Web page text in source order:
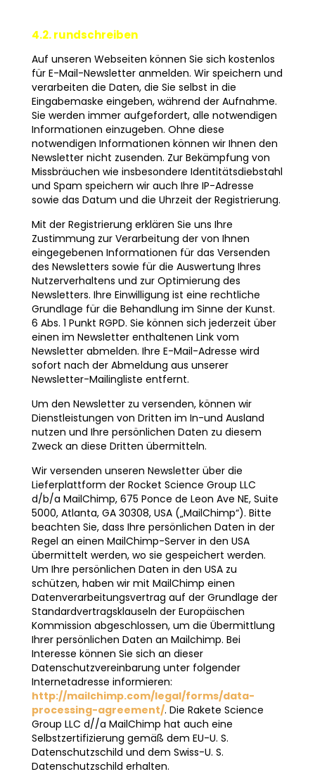
4.2. rundschreiben
Auf unseren Webseiten können Sie sich kostenlos
für E-Mail-Newsletter anmelden. Wir speichern und
verarbeiten die Daten, die Sie selbst in die
Eingabemaske eingeben, während der Aufnahme.
Sie werden immer aufgefordert, alle notwendigen
Informationen einzugeben. Ohne diese
notwendigen Informationen können wir Ihnen den
Newsletter nicht zusenden. Zur Bekämpfung von
Missbräuchen wie insbesondere Identitätsdiebstahl
und Spam speichern wir auch Ihre IP-Adresse
sowie das Datum und die Uhrzeit der Registrierung.
Mit der Registrierung erklären Sie uns Ihre
Zustimmung zur Verarbeitung der von Ihnen
eingegebenen Informationen für das Versenden
des Newsletters sowie für die Auswertung Ihres
Nutzerverhaltens und zur Optimierung des
Newsletters. Ihre Einwilligung ist eine rechtliche
Grundlage für die Behandlung im Sinne der Kunst.
6 Abs. 1 Punkt RGPD. Sie können sich jederzeit über
einen im Newsletter enthaltenen Link vom
Newsletter abmelden. Ihre E-Mail-Adresse wird
sofort nach der Abmeldung aus unserer
Newsletter-Mailingliste entfernt.
Um den Newsletter zu versenden, können wir
Dienstleistungen von Dritten im In-und Ausland
nutzen und Ihre persönlichen Daten zu diesem
Zweck an diese Dritten übermitteln.
Wir versenden unseren Newsletter über die
Lieferplattform der Rocket Science Group LLC
d/b/a MailChimp, 675 Ponce de Leon Ave NE, Suite
5000, Atlanta, GA 30308, USA („MailChimp“). Bitte
beachten Sie, dass Ihre persönlichen Daten in der
Regel an einen MailChimp-Server in den USA
übermittelt werden, wo sie gespeichert werden.
Um Ihre persönlichen Daten in den USA zu
schützen, haben wir mit MailChimp einen
Datenverarbeitungsvertrag auf der Grundlage der
Standardvertragsklauseln der Europäischen
Kommission abgeschlossen, um die Übermittlung
Ihrer persönlichen Daten an Mailchimp. Bei
Interesse können Sie sich an dieser
Datenschutzvereinbarung unter folgender
Internetadresse informieren:
http://mailchimp.com/legal/forms/data-
processing-agreement/. Die Rakete Science
Group LLC d//a MailChimp hat auch eine
Selbstzertifizierung gemäß dem EU-U. S.
Datenschutzschild und dem Swiss-U. S.
Datenschutzschild erhalten.